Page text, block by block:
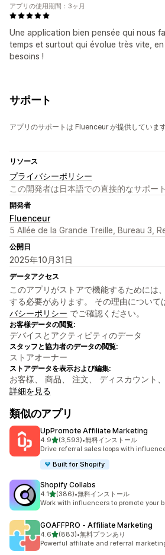
Une application bien pensée qui nous
temps et surtout qui évolue très vite,
besoins !
アプリの使用期間：3ヶ月
サポート
アプリのサポートは Fluenceur が提供しています
リソース
プライバシーポリシー
この開発者は日本語での直接的なサポー
開発者
Fluenceur
5 Allée de la Grande Treille, Bureau 3,
公開日
2025年10月31日
データアクセス
このアプリがストアで機能するためには
する必要があります。 その理由について
バシーポリシー でご確認ください。
お客様データの閲覧:
デバイスとアクティビティのデータ
スタッフと協力者のデータの閲覧:
ストアオーナー
ストアデータを表示および編集:
お客様、 商品、 注文、 ディスカウント
詳細を見る
類似のアプリ
UpPromote Affiliate Marketing
4.95つ星中
(3,593)
合計レビュー数：3593件
•無料インストール
Drive referral sales loops with
Built for Shopify
Shopify Collabs
4.15つ星中
(386)
合計レビュー数：386件
•無料インストール
Work with influencers to promote your
GOAFFPRO ‑ Affiliate Marketing
4.65つ星中
(883)
合計レビュー数：883件
•無料プランあり
Powerful affiliate and referral